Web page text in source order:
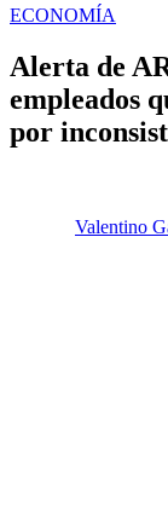
ECONOMÍA
Alerta de
empleados
por
Valentino